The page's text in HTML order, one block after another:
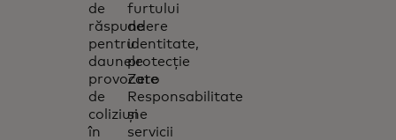
de
răspundere
pentru
daunele
provocate
de
coliziune
în
furtului
de
identitate,
protecție
Zero
Responsabilitate
și
servicii